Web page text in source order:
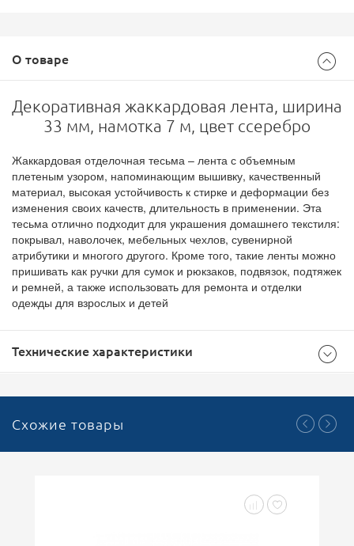
О товаре
Декоративная жаккардовая лента, ширина
33 мм, намотка 7 м, цвет ссеребро
Жаккардовая отделочная тесьма – лента с объемным
плетеным узором, напоминающим вышивку, качественный
материал, высокая устойчивость к стирке и деформации без
изменения своих качеств, длительность в применении. Эта
тесьма отлично подходит для украшения домашнего текстиля:
покрывал, наволочек, мебельных чехлов, сувенирной
атрибутики и многого другого. Кроме того, такие ленты можно
пришивать как ручки для сумок и рюкзаков, подвязок, подтяжек
и ремней, а также использовать для ремонта и отделки
одежды для взрослых и детей
Технические характеристики
Схожие товары